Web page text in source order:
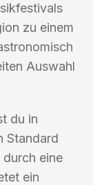
zu einem
Auswahl
du in
Standard
eine
ein